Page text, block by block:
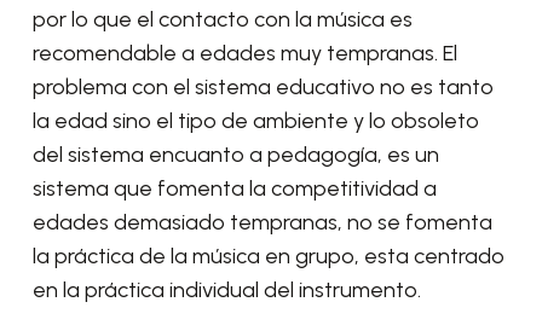
por lo que el contacto con la música es
recomendable a edades muy tempranas. El
problema con el sistema educativo no es tanto
la edad sino el tipo de ambiente y lo obsoleto
del sistema encuanto a pedagogía, es un
sistema que fomenta la competitividad a
edades demasiado tempranas, no se fomenta
la práctica de la música en grupo, esta centrado
en la práctica individual del instrumento.